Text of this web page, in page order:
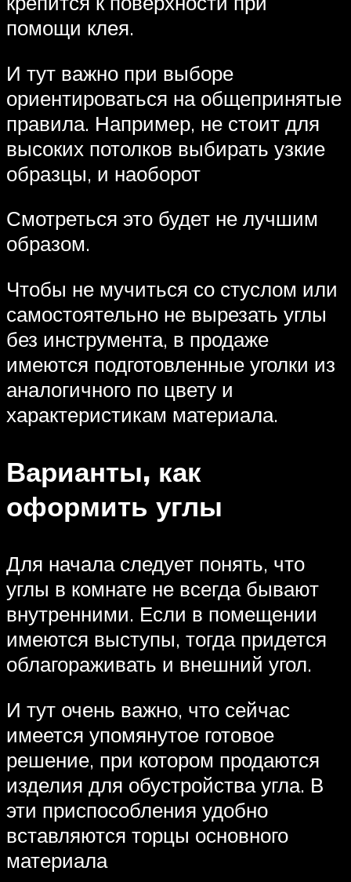
помощи клея.
И тут важно при выборе
ориентироваться на общепринятые
правила. Например, не стоит для
высоких потолков выбирать узкие
образцы, и наоборот
Смотреться это будет не лучшим
образом.
Чтобы не мучиться со стуслом или
самостоятельно не вырезать углы
без инструмента, в продаже
имеются подготовленные уголки из
аналогичного по цвету и
характеристикам материала.
Варианты, как
оформить углы
Для начала следует понять, что
углы в комнате не всегда бывают
внутренними. Если в помещении
имеются выступы, тогда придется
облагораживать и внешний угол.
И тут очень важно, что сейчас
имеется упомянутое готовое
решение, при котором продаются
изделия для обустройства угла. В
эти приспособления удобно
вставляются торцы основного
материала